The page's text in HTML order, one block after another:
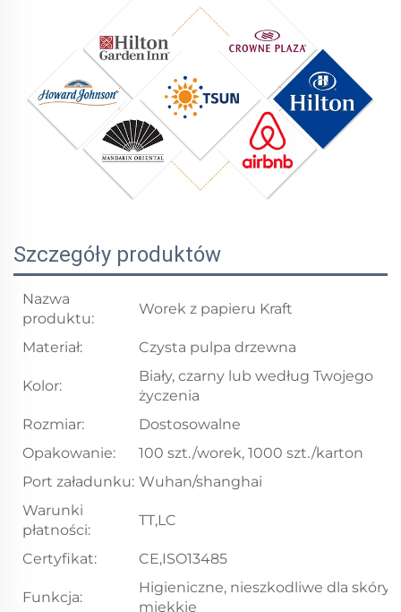
Szczegóły produktów
Nazwa
produktu:
Worek z papieru Kraft
Materiał: Czysta pulpa drzewna
Kolor:
Biały, czarny lub według Twojego
życzenia
Rozmiar:
Dostosowalne
Opakowanie:
100 szt./worek, 1000 szt./karton
Port załadunku: Wuhan/shanghai
Warunki
płatności:
TT,LC
Certyfikat: CE,ISO13485
Funkcja:
Higieniczne, nieszkodliwe dla skóry,
miękkie